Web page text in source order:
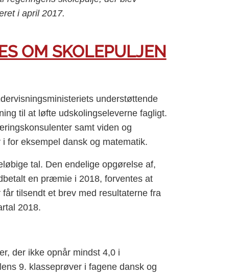
i april 2017.
OM SKOLEPULJEN
understøttende
til at løfte udskolingseleverne fagligt.
samt viden og
for eksempel dansk og matematik.
tal. Den endelige opgørelse af,
en præmie i 2018, forventes at
tilsendt et brev med resultaterne fra
2018.
der ikke opnår mindst 4,0 i
9. klasseprøver i fagene dansk og